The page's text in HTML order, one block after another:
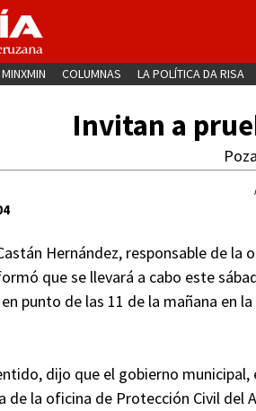
MINXMIN COLUMNAS LA POLÍTICA DA RISA
Invitan a
Hernández, responsable de
que se llevará a cabo este
punto de las 11 de la mañana en
dijo que el gobierno
de la oficina de Protección Civil del